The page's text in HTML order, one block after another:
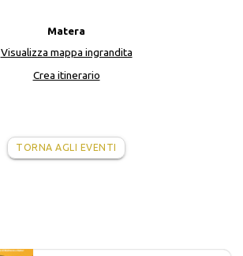
Matera
Visualizza mappa ingrandita
Crea itinerario
TORNA AGLI EVENTI